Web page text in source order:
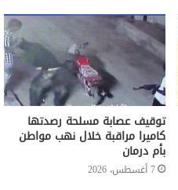
توقيف عصابة مسلحة رصدتها
كاميرا مراقبة خلال نهب مواطن
بأم درمان
7 أغسطس، 2026